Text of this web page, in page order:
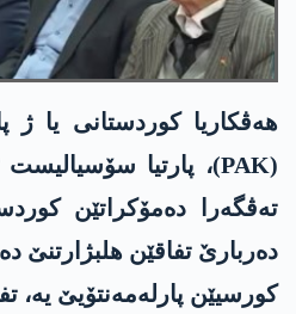
ھەڤکاریا کوردستانی یا ژ
دەربارێ تفاقێن ھلبژارتنێ
کورسیێن پارلەمەنتۆیێ یە،